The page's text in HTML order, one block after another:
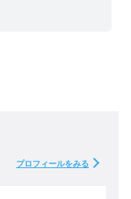
プロフィールをみる